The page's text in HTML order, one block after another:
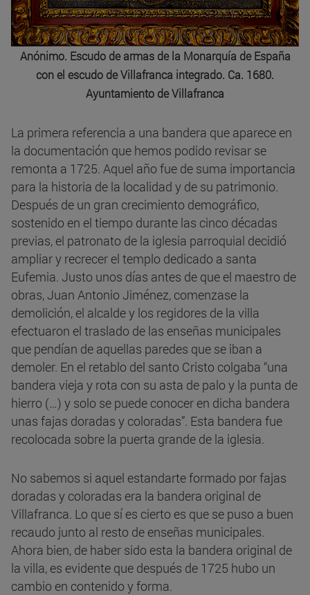
Anónimo. Escudo de armas de la Monarquía de España
con el escudo de Villafranca integrado. Ca. 1680.
Ayuntamiento de Villafranca
La primera referencia a una bandera que aparece en
la documentación que hemos podido revisar se
remonta a 1725. Aquel año fue de suma importancia
para la historia de la localidad y de su patrimonio.
Después de un gran crecimiento demográfico,
sostenido en el tiempo durante las cinco décadas
previas, el patronato de la iglesia parroquial decidió
ampliar y recrecer el templo dedicado a santa
Eufemia. Justo unos días antes de que el maestro de
obras, Juan Antonio Jiménez, comenzase la
demolición, el alcalde y los regidores de la villa
efectuaron el traslado de las enseñas municipales
que pendían de aquellas paredes que se iban a
demoler. En el retablo del santo Cristo colgaba “una
bandera vieja y rota con su asta de palo y la punta de
hierro (…) y solo se puede conocer en dicha bandera
unas fajas doradas y coloradas”. Esta bandera fue
recolocada sobre la puerta grande de la iglesia.
No sabemos si aquel estandarte formado por fajas
doradas y coloradas era la bandera original de
Villafranca. Lo que sí es cierto es que se puso a buen
recaudo junto al resto de enseñas municipales.
Ahora bien, de haber sido esta la bandera original de
la villa, es evidente que después de 1725 hubo un
cambio en contenido y forma.